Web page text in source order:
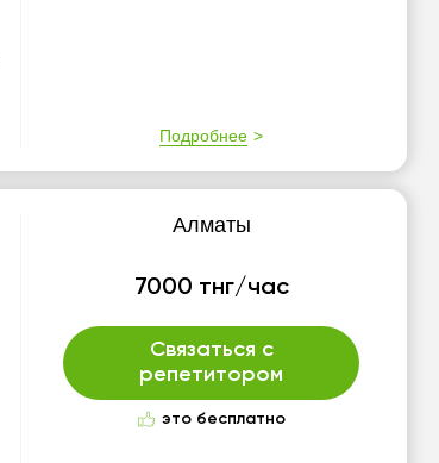
Подробнее
Алматы
7000 тнг/час
Связаться с
репетитором
это бесплатно